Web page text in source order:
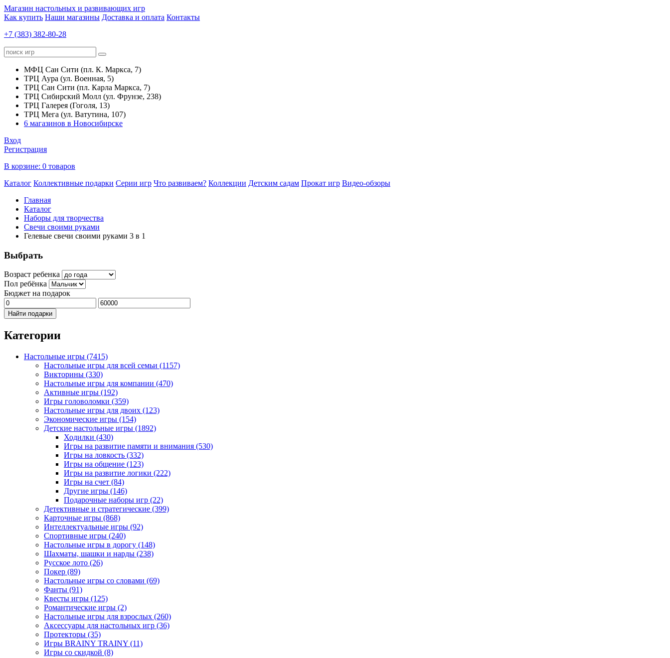
Магазин настольных и развивающих игр
Как купить Наши магазины Доставка и оплата Контакты
+7 (383) 382-80-28
МФЦ Сан Сити (пл. К. Маркса, 7)
ТРЦ Аура (ул. Военная, 5)
ТРЦ Сан Сити (пл. Карла Маркса, 7)
ТРЦ Сибирский Молл (ул. Фрунзе, 238)
ТРЦ Галерея (Гоголя, 13)
ТРЦ Мега (ул. Ватутина, 107)
6 магазинов в Новосибирске
Вход
Регистрация
В корзине: 0 товаров
Каталог Коллективные подарки Серии игр Что развиваем? Коллекции Детским садам Прокат игр Видео-обзоры
Главная
Каталог
Наборы для творчества
Свечи своими руками
Гелевые свечи своими руками 3 в 1
Выбрать
Возраст ребенка
Пол ребёнка
Бюджет на подарок
Найти подарки
Категории
Настольные игры (7415)
Настольные игры для всей семьи (1157)
Викторины (330)
Настольные игры для компании (470)
Активные игры (192)
Игры головоломки (359)
Настольные игры для двоих (123)
Экономические игры (154)
Детские настольные игры (1892)
Ходилки (430)
Игры на развитие памяти и внимания (530)
Игры на ловкость (332)
Игры на общение (123)
Игры на развитие логики (222)
Игры на счет (84)
Другие игры (146)
Подарочные наборы игр (22)
Детективные и стратегические (399)
Карточные игры (868)
Интеллектуальные игры (92)
Спортивные игры (240)
Настольные игры в дорогу (148)
Шахматы, шашки и нарды (238)
Русское лото (26)
Покер (89)
Настольные игры со словами (69)
Фанты (91)
Квесты игры (125)
Романтические игры (2)
Настольные игры для взрослых (260)
Аксессуары для настольных игр (36)
Протекторы (35)
Игры BRAINY TRAINY (11)
Игры со скидкой (8)